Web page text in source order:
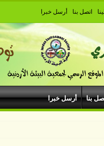
اتصل بنا أرسل خبرا
بنا أرسل خبرا